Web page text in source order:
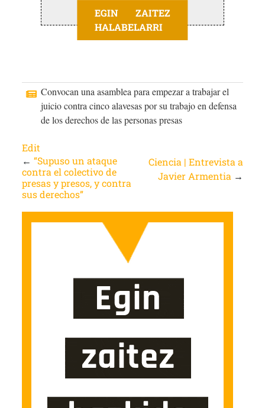
EGIN ZAITEZ
HALABELARRI
Convocan una asamblea para empezar a trabajar el
juicio contra cinco alavesas por su trabajo en defensa
de los derechos de las personas presas
Edit
← “Supuso un ataque
contra el colectivo de
presas y presos, y contra
sus derechos”
Ciencia | Entrevista a
Javier Armentia →